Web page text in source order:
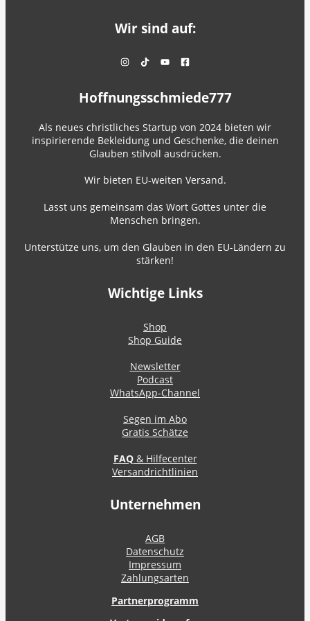
Wir sind auf:
Hoffnungsschmiede777
Als neues christliches Startup von 2024 bieten wir
inspirierende Bekleidung und Geschenke, die deinen
Glauben stilvoll ausdrücken.
Wir bieten EU-weiten Versand.
Lasst uns gemeinsam das Wort Gottes unter die
Menschen bringen.
Unterstütze uns, um den Glauben in den EU-Ländern zu
stärken!
Wichtige Links
Shop
Shop Guide
Newsletter
Podcast
WhatsApp-Channel
Segen im Abo
Gratis Schätze
FAQ& Hilfecenter
Versandrichtlinien
Unternehmen
AGB
Datenschutz
Impressum
Zahlungsarten
Partnerprogramm